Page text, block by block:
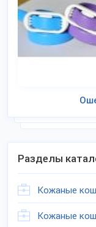
Разделы
Кожаные
Кожаные